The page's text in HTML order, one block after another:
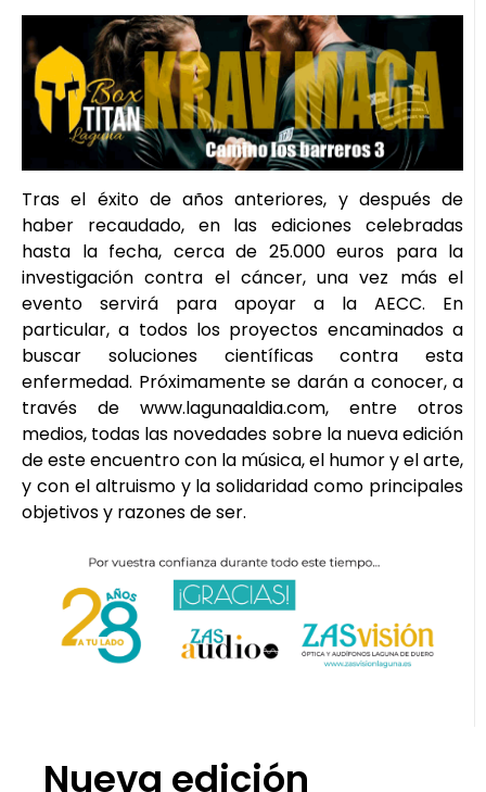
Tras el éxito de años anteriores, y después de
haber recaudado, en las ediciones celebradas
hasta la fecha, cerca de 25.000 euros para la
investigación contra el cáncer, una vez más el
evento servirá para apoyar a la AECC. En
particular, a todos los proyectos encaminados a
buscar soluciones científicas contra esta
enfermedad. Próximamente se darán a conocer, a
través de www.lagunaaldia.com, entre otros
medios, todas las novedades sobre la nueva edición
de este encuentro con la música, el humor y el arte,
y con el altruismo y la solidaridad como principales
objetivos y razones de ser.
Nueva edición